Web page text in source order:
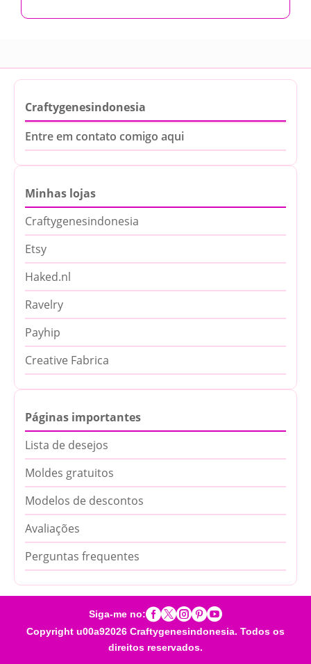
Craftygenesindonesia
Entre em contato comigo aqui
Minhas lojas
Craftygenesindonesia
Etsy
Haked.nl
Ravelry
Payhip
Creative Fabrica
Páginas importantes
Lista de desejos
Moldes gratuitos
Modelos de descontos
Avaliações
Perguntas frequentes
Siga-me no:
Copyright u00a92026 Craftygenesindonesia. Todos os
direitos reservados.